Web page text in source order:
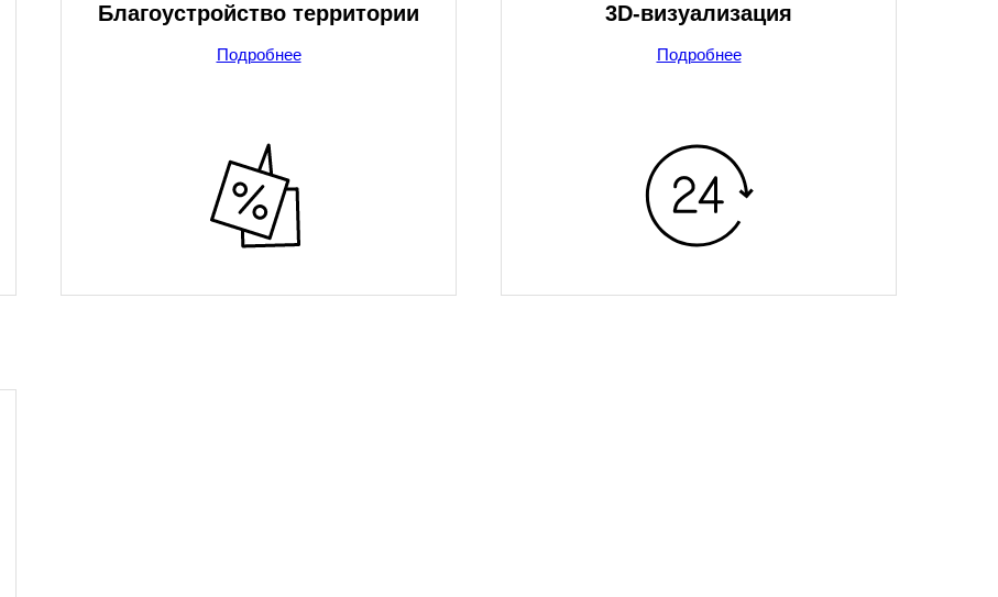
Благоустройство территории
Подробнее
3D-визуализация
Подробнее